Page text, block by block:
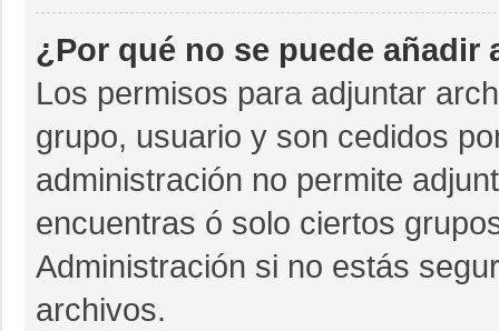
¿Por qué no se puede
Los permisos para adjuntar
grupo, usuario y son cedidos
administración no permite
encuentras ó solo ciertos
Administración si no estás
archivos.